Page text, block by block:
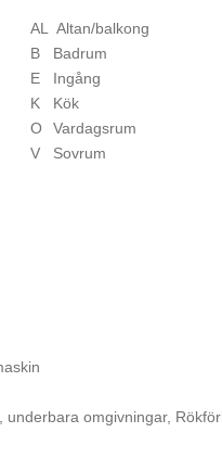
AL
Altan/balkong
B
Badrum
E
Ingång
K
Kök
O
Vardagsrum
V
Sovrum
omgivningar,